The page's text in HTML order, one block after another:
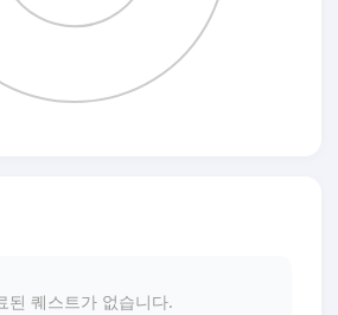
된 퀘스트가 없습니다.